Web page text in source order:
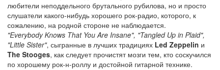
любители неподдельного брутального рубилова, но и просто
слушатели какого-нибудь хорошего рок-радио, которого, к
сожалению, на родной стороне не наблюдается.
"Everybody Knows That You Are Insane", "Tangled Up in Plaid",
"Little Sister", сыгранные в лучших традициях Led Zeppelin и
The Stooges, как следует прочистят мозги тем, кто соскучился
по хорошему рок-н-роллу и достойной гитарной технике.